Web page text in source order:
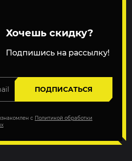
Хочешь скидку?
Подпишись на рассылку!
ПОДПИСАТЬСЯ
с Политикой обработки